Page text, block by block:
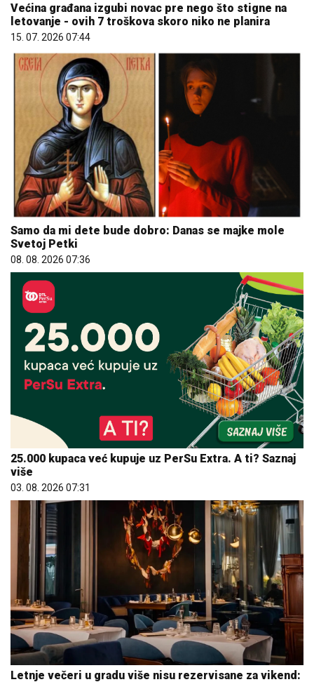
Većina građana izgubi novac pre nego što stigne na
letovanje - ovih 7 troškova skoro niko ne planira
15. 07. 2026 07:44
Samo da mi dete bude dobro: Danas se majke mole
Svetoj Petki
08. 08. 2026 07:36
25.000 kupaca već kupuje uz PerSu Extra. A ti? Saznaj
više
03. 08. 2026 07:31
Letnje večeri u gradu više nisu rezervisane za vikend: